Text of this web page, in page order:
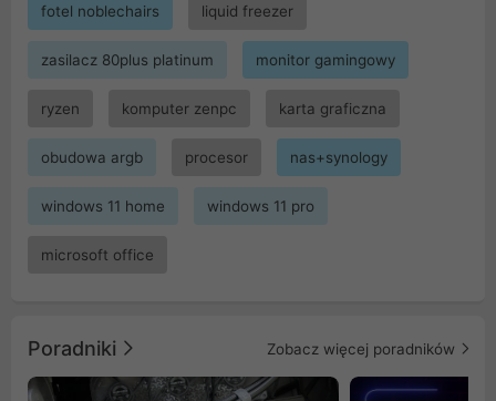
fotel noblechairs liquid freezer
zasilacz 80plus platinum monitor gamingowy
ryzen komputer zenpc karta graficzna
obudowa argb procesor nas+synology
windows 11 home windows 11 pro
microsoft office
Poradniki Zobacz więcej poradników